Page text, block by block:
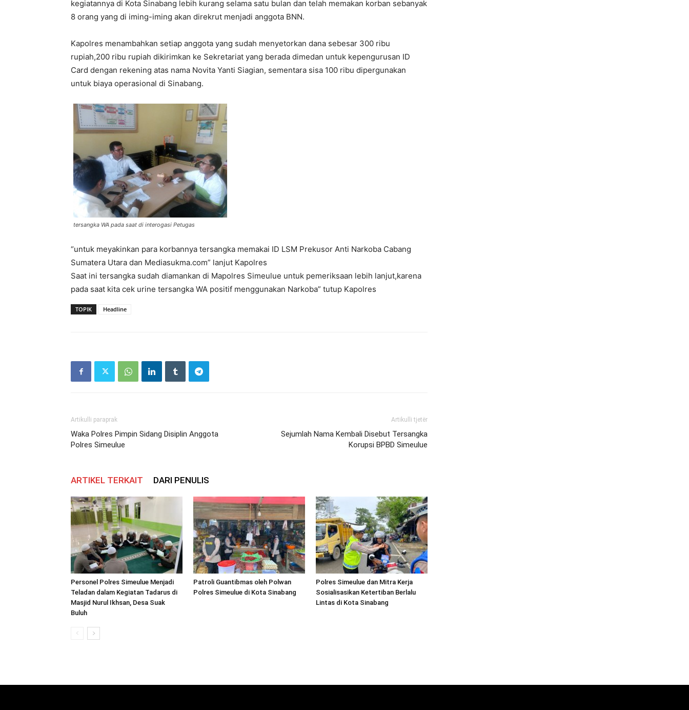
kegiatannya di Kota Sinabang lebih kurang selama satu bulan dan telah memakan korban sebanyak
8 orang yang di iming-iming akan direkrut menjadi anggota BNN.
Kapolres menambahkan setiap anggota yang sudah menyetorkan dana sebesar 300 ribu
rupiah,200 ribu rupiah dikirimkan ke Sekretariat yang berada dimedan untuk kepengurusan ID
Card dengan rekening atas nama Novita Yanti Siagian, sementara sisa 100 ribu dipergunakan
untuk biaya operasional di Sinabang.
tersangka WA pada saat di interogasi Petugas
“untuk meyakinkan para korbannya tersangka memakai ID LSM Prekusor Anti Narkoba Cabang
Sumatera Utara dan Mediasukma.com” lanjut Kapolres
Saat ini tersangka sudah diamankan di Mapolres Simeulue untuk pemeriksaan lebih lanjut,karena
pada saat kita cek urine tersangka WA positif menggunakan Narkoba” tutup Kapolres
TOPIK Headline
Artikulli paraprak
Waka Polres Pimpin Sidang Disiplin Anggota
Polres Simeulue
Artikulli tjetër
Sejumlah Nama Kembali Disebut Tersangka
Korupsi BPBD Simeulue
ARTIKEL TERKAIT DARI PENULIS
Personel Polres Simeulue Menjadi
Teladan dalam Kegiatan Tadarus di
Masjid Nurul Ikhsan, Desa Suak
Buluh
Patroli Guantibmas oleh Polwan
Polres Simeulue di Kota Sinabang
Polres Simeulue dan Mitra Kerja
Sosialisasikan Ketertiban Berlalu
Lintas di Kota Sinabang